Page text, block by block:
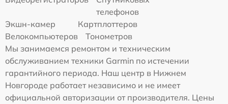
телефонов
Экшн-камер
Картплоттеров
Велокомпьютеров
Тонометров
Мы занимаемся ремонтом и техническим
обслуживанием техники Garmin по истечении
гарантийного периода. Наш центр в Нижнем
Новгороде работает независимо и не имеет
официальной авторизации от производителя. Цены